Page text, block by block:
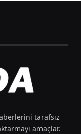
tarafsız
amaçlar.